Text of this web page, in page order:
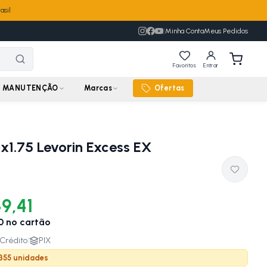
|Minha ContaMeus Pedidos
Favoritos Entrar
MANUTENÇÃO Marcas Ofertas
Levorin Excess EX
no cartão
| PIX
unidades